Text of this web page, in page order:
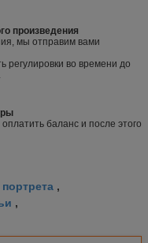
произведения
мы отправим вами
во времени до
баланс и после этого
,
,